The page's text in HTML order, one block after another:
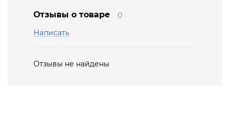
Отзывы о товаре
0
Написать
Отзывы не найдены